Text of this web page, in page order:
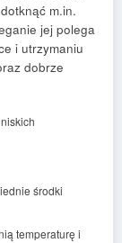
m.in.
jej polega
i utrzymaniu
dobrze
środki
temperaturę i